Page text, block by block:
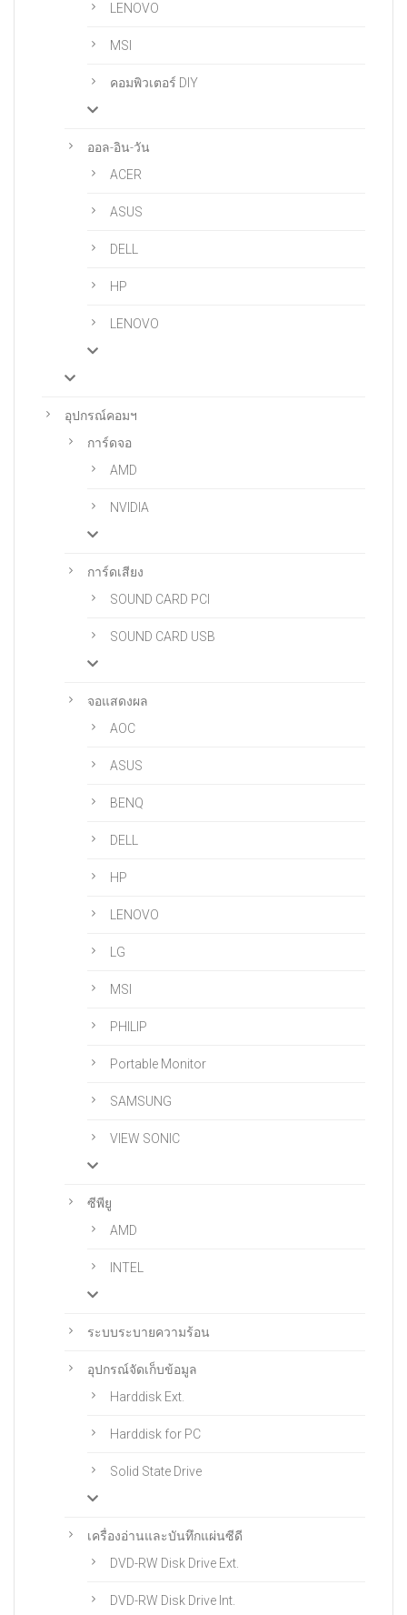
LENOVO
MSI
คอมพิวเตอร์ DIY
ออล-อิน-วัน
ACER
ASUS
DELL
HP
LENOVO
อุปกรณ์คอมฯ
การ์ดจอ
AMD
NVIDIA
การ์ดเสียง
SOUND CARD PCI
SOUND CARD USB
จอแสดงผล
AOC
ASUS
BENQ
DELL
HP
LENOVO
LG
MSI
PHILIP
Portable Monitor
SAMSUNG
VIEW SONIC
ซีพียู
AMD
INTEL
ระบบระบายความร้อน
อุปกรณ์จัดเก็บข้อมูล
Harddisk Ext.
Harddisk for PC
Solid State Drive
เครื่องอ่านและบันทึกแผ่นซีดี
DVD-RW Disk Drive Ext.
DVD-RW Disk Drive Int.